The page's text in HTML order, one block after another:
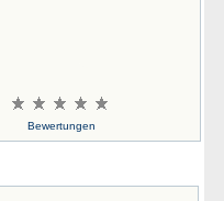
Bewertungen